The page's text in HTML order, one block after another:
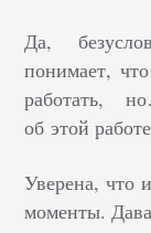
Да,
понимает,
работать,
об этой
Уверена, что
моменты.